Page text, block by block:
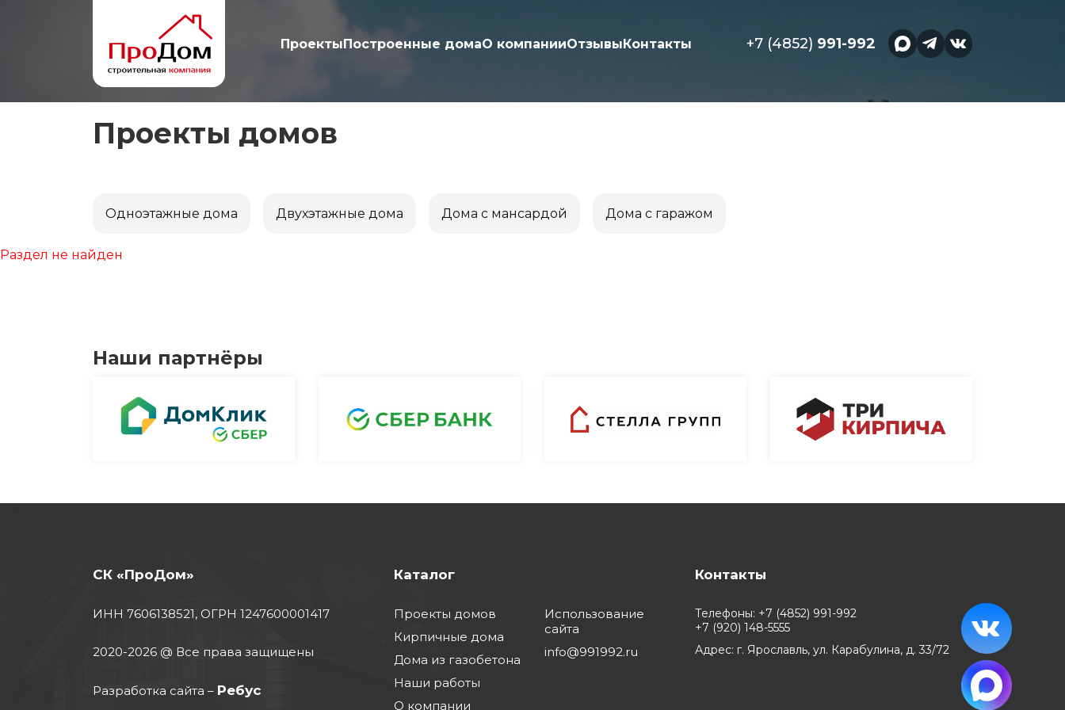
ПроектыПостроенные домаО компанииОтзывыКонтакты +7 (4852) 991-992
Проекты домов
Одноэтажные дома Двухэтажные дома Дома с мансардой Дома с гаражом
Раздел не найден
Наши партнёры
СК «ПроДом»
ИНН 7606138521, ОГРН 1247600001417
2020-2026 @ Все права защищены
Разработка сайта – Ребус
Каталог
Проекты домов
Кирпичные дома
Дома из газобетона
Наши работы
О компании
Использование
сайта
info@991992.ru
Контакты
Телефоны: +7 (4852) 991-992
+7 (920) 148-5555
Адрес: г. Ярославль, ул. Карабулина, д. 33/72